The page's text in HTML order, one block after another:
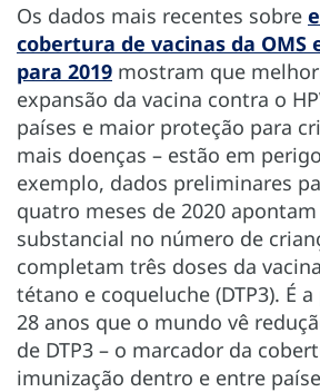
Os dados mais recentes sobre
cobertura de vacinas da OMS
para 2019 mostram que
expansão da vacina contra o
países e maior proteção para
mais doenças – estão em
exemplo, dados preliminares
quatro meses de 2020
substancial no número de
completam três doses da
tétano e coqueluche (DTP3). É
28 anos que o mundo vê
de DTP3 – o marcador da
imunização dentro e entre